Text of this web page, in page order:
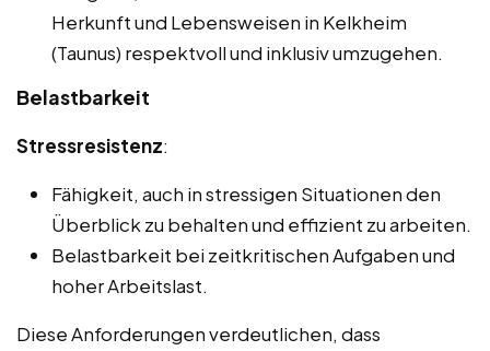
Herkunft und Lebensweisen in Kelkheim
(Taunus) respektvoll und inklusiv umzugehen.
Belastbarkeit
Stressresistenz:
Fähigkeit, auch in stressigen Situationen den
Überblick zu behalten und effizient zu arbeiten.
Belastbarkeit bei zeitkritischen Aufgaben und
hoher Arbeitslast.
Diese Anforderungen verdeutlichen, dass